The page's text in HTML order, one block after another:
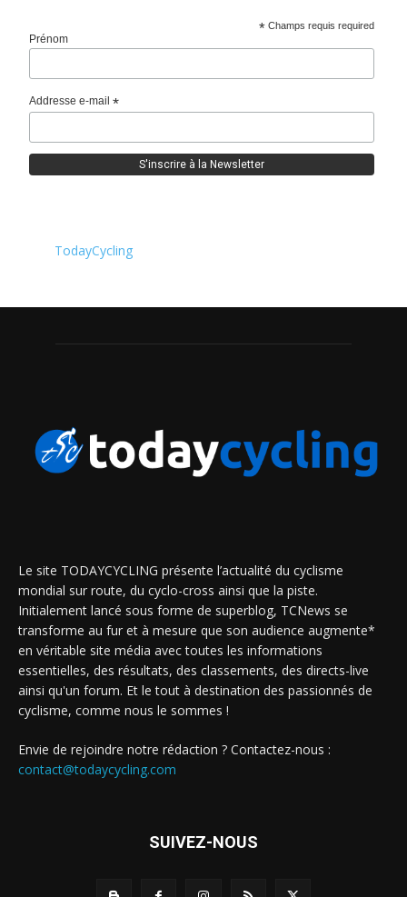
* Champs requis required
Prénom
Addresse e-mail*
TodayCycling
Le site TODAYCYCLING présente l’actualité du cyclisme
mondial sur route, du cyclo-cross ainsi que la piste.
Initialement lancé sous forme de superblog, TCNews se
transforme au fur et à mesure que son audience augmente*
en véritable site média avec toutes les informations
essentielles, des résultats, des classements, des directs-live
ainsi qu'un forum. Et le tout à destination des passionnés de
cyclisme, comme nous le sommes !
Envie de rejoindre notre rédaction ? Contactez-nous :
contact@todaycycling.com
SUIVEZ-NOUS